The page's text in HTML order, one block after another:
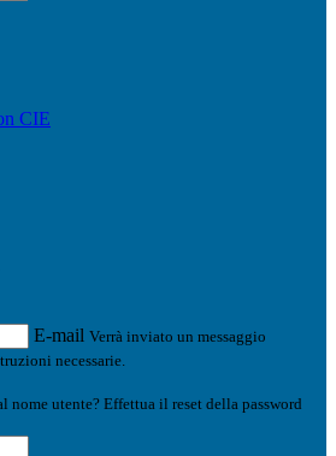
CIE
E-mail Verrà inviato un messaggio
necessarie.
nome utente? Effettua il reset della password